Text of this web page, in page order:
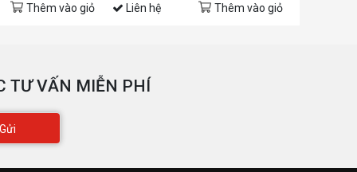
Thêm vào giỏ Liên hệ Thêm vào giỏ
TƯ VẤN MIỄN PHÍ
Gửi